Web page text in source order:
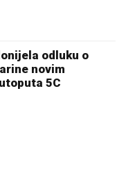
odluku o
novim
5C